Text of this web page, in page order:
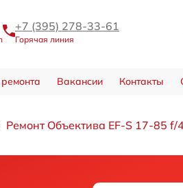
+7 (395) 278-33-61
Горячая линия
Вакансии Контакты
Ремонт Объектива EF-S 17-85 f/